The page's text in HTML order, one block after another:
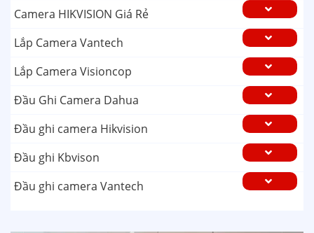
Camera HIKVISION Giá Rẻ
Lắp Camera Vantech
Lắp Camera Visioncop
Đầu Ghi Camera Dahua
Đầu ghi camera Hikvision
Đầu ghi Kbvison
Đầu ghi camera Vantech